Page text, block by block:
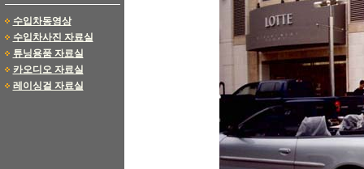
수입차동영상
수입차사진 자료실
튜닝용품 자료실
카오디오 자료실
레이싱걸 자료실